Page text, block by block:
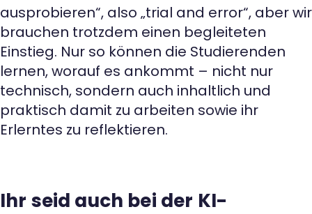
ausprobieren“, also „trial and error“, aber wir
brauchen trotzdem einen begleiteten
Einstieg. Nur so können die Studierenden
lernen, worauf es ankommt – nicht nur
technisch, sondern auch inhaltlich und
praktisch damit zu arbeiten sowie ihr
Erlerntes zu reflektieren.
Ihr seid auch bei der KI-